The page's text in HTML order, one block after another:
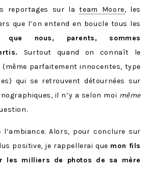
reportages sur lateam Moore, les
que l’on entend en boucle tous les
que nous, parents, sommes
Surtout quand on connaît le
parfaitement innocentes, type
qui se retrouvent détournées sur
il n’y a selon moi même
l’ambiance. Alors, pour conclure sur
positive, je rappellerai que mon fils
les milliers de photos de sa mère